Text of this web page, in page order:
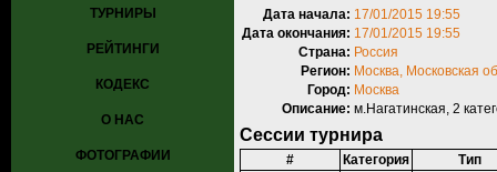
ТУРНИРЫ
РЕЙТИНГИ
КОДЕКС
О НАС
ФОТОГРАФИИ
Дата начала: 17/01/2015 19:55
Дата окончания: 17/01/2015 19:55
Страна: Россия
Регион: Москва, Московская
Город: Москва
Описание: м.Нагатинская, 2
Сессии турнира
# Категория
Тип